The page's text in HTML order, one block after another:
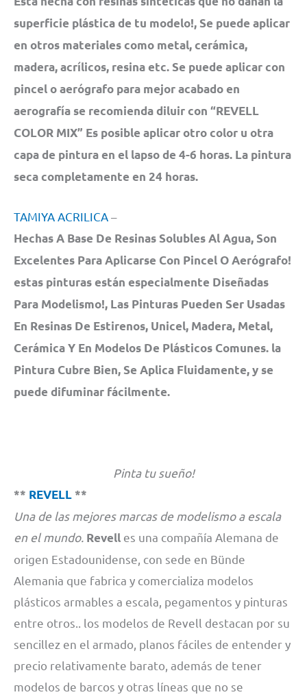
superficie plástica de tu modelo!, Se puede aplicar
en otros materiales como metal, cerámica,
madera, acrílicos, resina etc. Se puede aplicar con
pincel o aerógrafo para mejor acabado en
aerografía se recomienda diluir con “REVELL
COLOR MIX” Es posible aplicar otro color u otra
capa de pintura en el lapso de 4-6 horas. La pintura
seca completamente en 24 horas.
TAMIYA ACRILICA–
Hechas A Base De Resinas Solubles Al Agua, Son
Excelentes Para Aplicarse Con Pincel O Aerógrafo!
estas pinturas están especialmente Diseñadas
Para Modelismo!, Las Pinturas Pueden Ser Usadas
En Resinas De Estirenos, Unicel, Madera, Metal,
Cerámica Y En Modelos De Plásticos Comunes. la
Pintura Cubre Bien, Se Aplica Fluidamente, y se
puede difuminar fácilmente.
Pinta tu sueño!
** REVELL **
Una de las mejores marcas de modelismo a escala
en el mundo. Revell es una compañía Alemana de
origen Estadounidense, con sede en Bünde
Alemania que fabrica y comercializa modelos
plásticos armables a escala, pegamentos y pinturas
entre otros.. los modelos de Revell destacan por su
sencillez en el armado, planos fáciles de entender y
precio relativamente barato, además de tener
modelos de barcos y otras líneas que no se